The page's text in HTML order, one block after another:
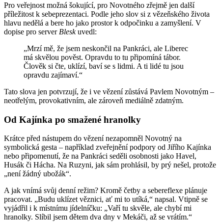
Pro veřejnost možná šokující, pro Novotného zřejmě jen další
příležitost k sebeprezentaci. Podle jeho slov si z vězeňského života
hlavu nedělá a bere ho jako prostor k odpočinku a zamyšlení. V
dopise pro server Bleskuvedl:
„Mrzí mě, že jsem neskončil na Pankráci, ale Liberec
má skvělou pověst. Opravdu to tu připomíná tábor.
Člověk si čte, uklízí, baví se s lidmi. A ti lidé tu jsou
opravdu zajímaví.“
Tato slova jen potvrzují, že i ve vězení zůstává Pavlem Novotným –
neotřelým, provokativním, ale zároveň mediálně zdatným.
Od Kajínka po smažené hranolky
Krátce před nástupem do vězení nezapomněl Novotný na
symbolická gesta – například zveřejnění podpory od Jiřího Kajínka
nebo připomenutí, že na Pankráci seděli osobnosti jako Havel,
Husák či Hácha. Na Ruzyni, jak sám prohlásil, by prý nešel, protože
„není žádný ubožák“.
A jak vnímá svůj denní režim? Kromě četby a sebereflexe plánuje
pracovat. „Budu uklízet věznici, ať mi to utíká,“ napsal. Vtipně se
vyjádřil i k místnímu jídelníčku: „Vaří tu skvěle, ale chybí mi
hranolky. Slíbil jsem dětem dva dny v Mekáči, až se vrátím.“